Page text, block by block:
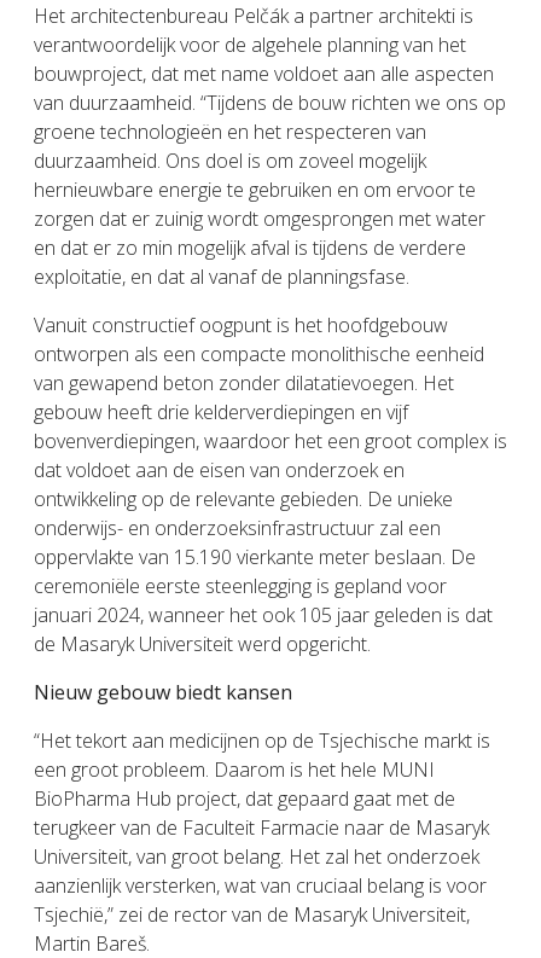
Het architectenbureau Pelčák a partner architekti is
verantwoordelijk voor de algehele planning van het
bouwproject, dat met name voldoet aan alle aspecten
van duurzaamheid. “Tijdens de bouw richten we ons op
groene technologieën en het respecteren van
duurzaamheid. Ons doel is om zoveel mogelijk
hernieuwbare energie te gebruiken en om ervoor te
zorgen dat er zuinig wordt omgesprongen met water
en dat er zo min mogelijk afval is tijdens de verdere
exploitatie, en dat al vanaf de planningsfase.
Vanuit constructief oogpunt is het hoofdgebouw
ontworpen als een compacte monolithische eenheid
van gewapend beton zonder dilatatievoegen. Het
gebouw heeft drie kelderverdiepingen en vijf
bovenverdiepingen, waardoor het een groot complex is
dat voldoet aan de eisen van onderzoek en
ontwikkeling op de relevante gebieden. De unieke
onderwijs- en onderzoeksinfrastructuur zal een
oppervlakte van 15.190 vierkante meter beslaan. De
ceremoniële eerste steenlegging is gepland voor
januari 2024, wanneer het ook 105 jaar geleden is dat
de Masaryk Universiteit werd opgericht.
Nieuw gebouw biedt kansen
“Het tekort aan medicijnen op de Tsjechische markt is
een groot probleem. Daarom is het hele MUNI
BioPharma Hub project, dat gepaard gaat met de
terugkeer van de Faculteit Farmacie naar de Masaryk
Universiteit, van groot belang. Het zal het onderzoek
aanzienlijk versterken, wat van cruciaal belang is voor
Tsjechië,” zei de rector van de Masaryk Universiteit,
Martin Bareš.